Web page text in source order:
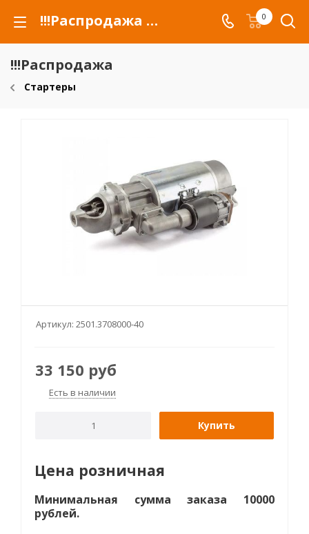
!!!Распродажа для автомобилей российских марок и сельхозтехники 0
!!!Распродажа
Стартеры
Артикул: 2501.3708000-40
33 150 руб
Есть в наличии
Купить
Цена розничная
Минимальная сумма заказа 10000
рублей.